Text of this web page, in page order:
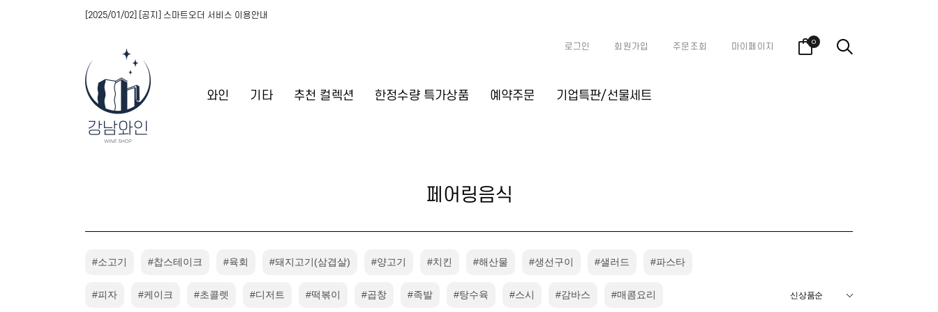
와인 기타 추천 컬렉션 한정수량 특가상품 예약주문 기업특판/선물세트
[2025/01/02] [공지] 스마트오더 서비스 이용안내
로그인 회원가입 주문조회 마이페이지 0
페어링음식
#소고기 #찹스테이크 #육회 #돼지고기(삼겹살) #양고기 #치킨 #해산물 #생선구이 #샐러드 #파스타
#피자 #케이크 #초콜렛 #디저트 #떡볶이 #곱창 #족발 #탕수육 #스시 #감바스 #매콤요리